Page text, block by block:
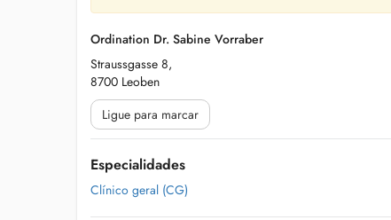
Ordination Dr. Sabine Vorraber
Straussgasse 8,
8700 Leoben
Ligue para marcar
Especialidades
Clínico geral (CG)